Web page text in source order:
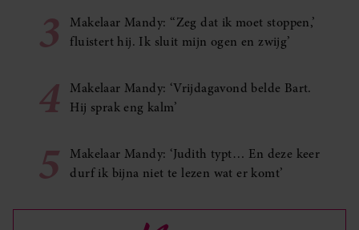
3
Makelaar Mandy: ‘‘Zeg dat ik moet stoppen,’
fluistert hij. Ik sluit mijn ogen en zwijg’
4
Makelaar Mandy: ‘Vrijdagavond belde Bart.
Hij sprak eng kalm’
5
Makelaar Mandy: ‘Judith typt… En deze keer
durf ik bijna niet te lezen wat er komt’